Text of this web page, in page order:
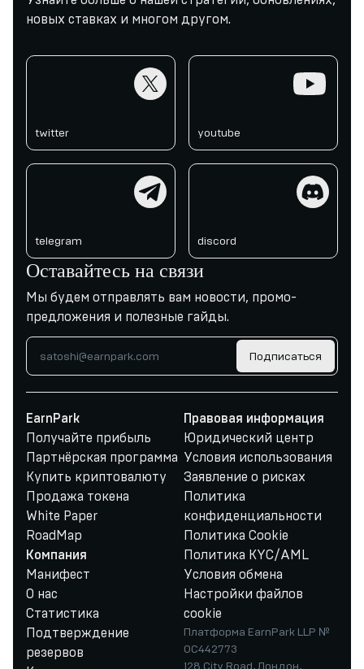
новых ставках и многом другом.
twitter youtube
telegram discord
Оставайтесь на связи
Мы будем отправлять вам новости, промо-
предложения и полезные гайды.
Подписаться
EarnPark
Получайте прибыль
Партнёрская программа
Купить криптовалюту
Продажа токена
White Paper
RoadMap
Компания
Манифест
О нас
Статистика
Подтверждение
резервов
Правовая информация
Юридический центр
Условия использования
Заявление о рисках
Политика
конфиденциальности
Политика Cookie
Политика KYC/AML
Условия обмена
Настройки файлов
cookie
Платформа EarnPark LLP №
OC442773
128 City Road, Лондон,